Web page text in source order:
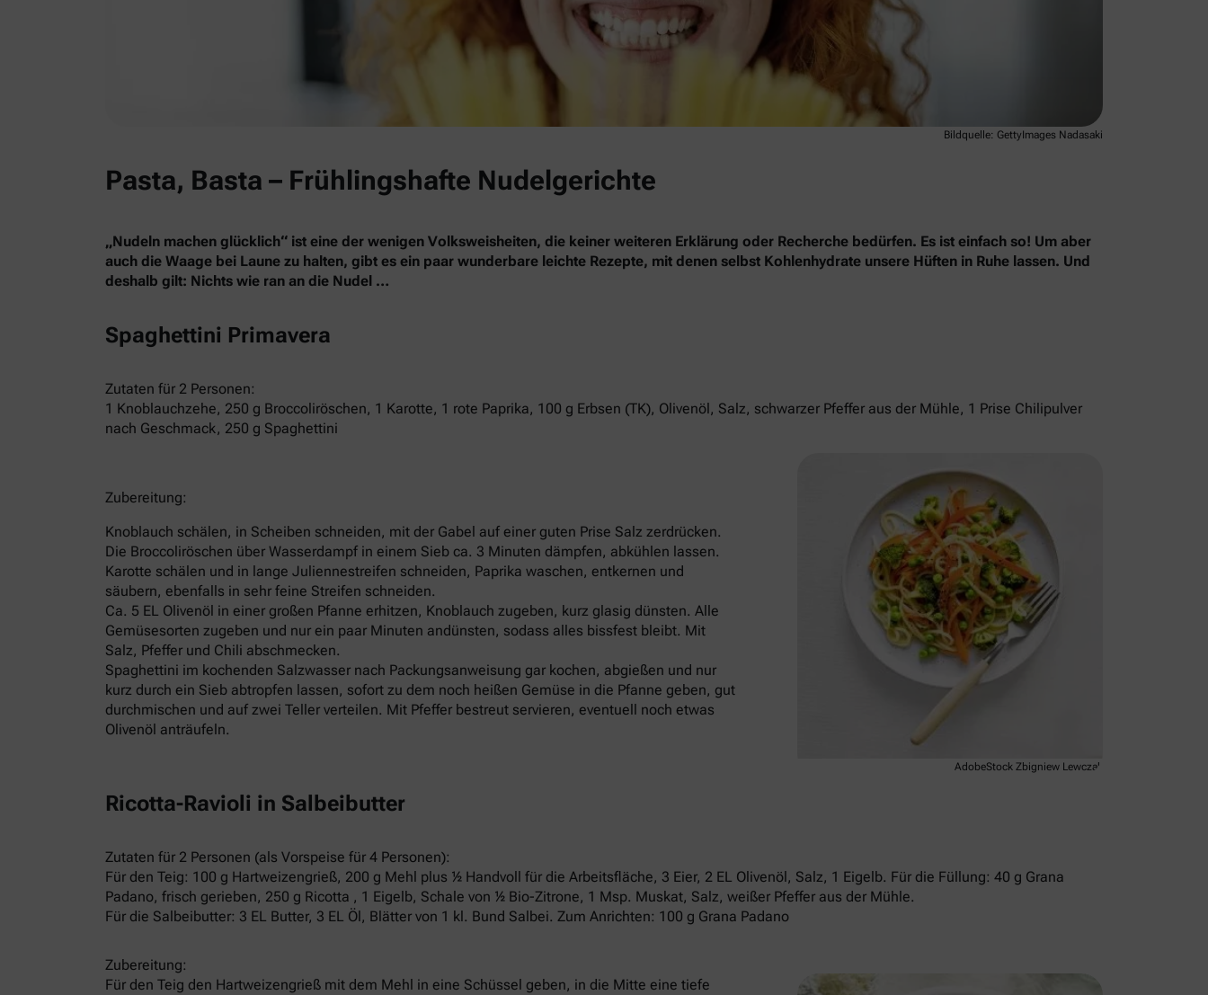
Bildquelle: GettyImages Nadasaki
Pasta, Basta – Frühlingshafte Nudelgerichte
„Nudeln machen glücklich“ ist eine der wenigen Volksweisheiten, die keiner weiteren Erklärung oder Recherche bedürfen. Es ist einfach so! Um aber
auch die Waage bei Laune zu halten, gibt es ein paar wunderbare leichte Rezepte, mit denen selbst Kohlenhydrate unsere Hüften in Ruhe lassen. Und
deshalb gilt: Nichts wie ran an die Nudel …
Spaghettini Primavera
Zutaten für 2 Personen:
1 Knoblauchzehe, 250 g Broccoliröschen, 1 Karotte, 1 rote Paprika, 100 g Erbsen (TK), Olivenöl, Salz, schwarzer Pfeffer aus der Mühle, 1 Prise Chilipulver
nach Geschmack, 250 g Spaghettini
Zubereitung:
Knoblauch schälen, in Scheiben schneiden, mit der Gabel auf einer guten Prise Salz zerdrücken.
Die Broccoliröschen über Wasserdampf in einem Sieb ca. 3 Minuten dämpfen, abkühlen lassen.
Karotte schälen und in lange Juliennestreifen schneiden, Paprika waschen, entkernen und
säubern, ebenfalls in sehr feine Streifen schneiden.
Ca. 5 EL Olivenöl in einer großen Pfanne erhitzen, Knoblauch zugeben, kurz glasig dünsten. Alle
Gemüsesorten zugeben und nur ein paar Minuten andünsten, sodass alles bissfest bleibt. Mit
Salz, Pfeffer und Chili abschmecken.
Spaghettini im kochenden Salzwasser nach Packungsanweisung gar kochen, abgießen und nur
kurz durch ein Sieb abtropfen lassen, sofort zu dem noch heißen Gemüse in die Pfanne geben, gut
durchmischen und auf zwei Teller verteilen. Mit Pfeffer bestreut servieren, eventuell noch etwas
Olivenöl anträufeln.
AdobeStock Zbigniew Lewczak
Ricotta-Ravioli in Salbeibutter
Zutaten für 2 Personen (als Vorspeise für 4 Personen):
Für den Teig: 100 g Hartweizengrieß, 200 g Mehl plus ½ Handvoll für die Arbeitsfläche, 3 Eier, 2 EL Olivenöl, Salz, 1 Eigelb. Für die Füllung: 40 g Grana
Padano, frisch gerieben, 250 g Ricotta , 1 Eigelb, Schale von ½ Bio-Zitrone, 1 Msp. Muskat, Salz, weißer Pfeffer aus der Mühle.
Für die Salbeibutter: 3 EL Butter, 3 EL Öl, Blätter von 1 kl. Bund Salbei. Zum Anrichten: 100 g Grana Padano
Zubereitung:
Für den Teig den Hartweizengrieß mit dem Mehl in eine Schüssel geben, in die Mitte eine tiefe